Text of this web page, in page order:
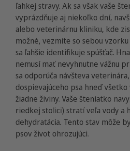
ľahkej stravy. Ak sa však vaše
vyprázdňuje aj niekoľko dní,
alebo veterinárnu kliniku, kde
možné, vezmite so sebou
sa ľahšie identifikuje spúšťač.
nemusí mať nevyhnutne vážnu
sa odporúča návšteva
dospievajúceho psa hneď
žiadne živiny. Vaše šteniatko
riedkej stolici) stratí veľa vody a
dehydratácia. Tento stav môže
psov život ohrozujúci.